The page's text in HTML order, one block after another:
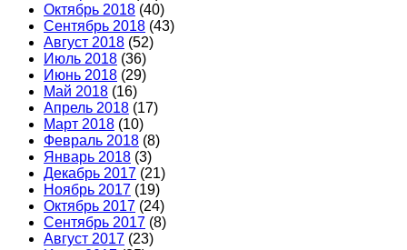
Октябрь 2018 (40)
Сентябрь 2018 (43)
Август 2018 (52)
Июль 2018 (36)
Июнь 2018 (29)
Май 2018 (16)
Апрель 2018 (17)
Март 2018 (10)
Февраль 2018 (8)
Январь 2018 (3)
Декабрь 2017 (21)
Ноябрь 2017 (19)
Октябрь 2017 (24)
Сентябрь 2017 (8)
Август 2017 (23)